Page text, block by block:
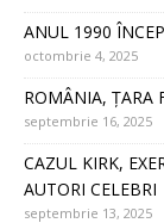
ANUL 1990
octombrie 4, 2025
ROMÂNIA, ȚARA
septembrie 16, 2025
CAZUL KIRK,
AUTORI CELEBRI
septembrie 13, 2025